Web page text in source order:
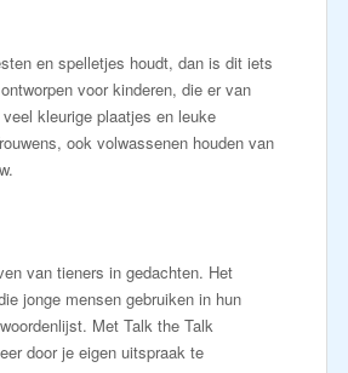
en spelletjes houdt, dan is dit iets
voor kinderen, die er van
kleurige plaatjes en leuke
ook volwassenen houden van
van tieners in gedachten. Het
jonge mensen gebruiken in hun
Met Talk the Talk
door je eigen uitspraak te